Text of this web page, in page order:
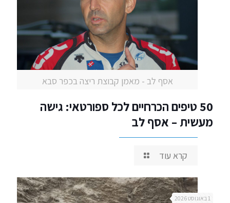
אסף לב - מאמן קבוצת ריצה בכפר סבא
50 טיפים הכרחיים לכל ספורטאי: גישה
מעשית – אסף לב
קרא עוד
1 באוגוסט 2026